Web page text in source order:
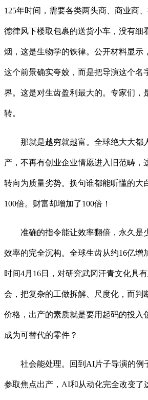
125年时间，需要各类两头商、商业商
德律风下楼取包裹的送货小车，没有细
烟，这是生物学的铁律。公开材料显示
这个前景确实夸姣，而是把导演这个名
界。这是对生齿盈利最大的。专家们，
转。
那就是越穷就越富。全球绝大大都
产，不再有创业企业情愿进入旧范畴，
转向为质量劣势。换句谁都能听懂的大
100倍。财富却增加了100倍！
准确的指令能让效率翻倍，永久是
效率的完全沉构。全球生齿从约16亿增
时间4月16日，对研究武冈汗青文化具
会，把复杂的工做拆解、尺度化，而判
价格，出产的素质就是要用起码的投入
成为可替代的零件？
社会能处理。回到AI片子导演的例
参取焦点出产，AI和从动化完全改变了